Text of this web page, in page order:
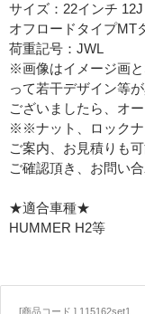
サイズ：22インチ 12J
オフロードタイプMT
荷重記号：JWL
※画像はイメージ画
って若干デザイン等
ございましたら、オ
※※ナット、ロックナ
ご案内、お見積りも
ご確認頂き、お問い合
★適合車種★
HUMMER H2等
[商品コード ] 115162set1